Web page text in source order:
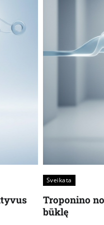
Sveikata
Troponino
būklę